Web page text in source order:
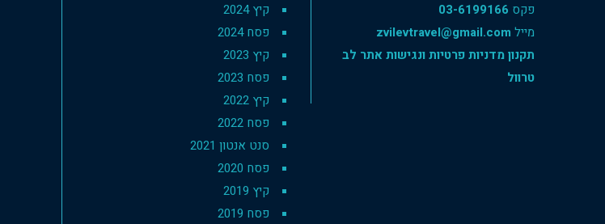
פקס 03-6199166
מייל zvilevtravel@gmail.com
תקנון מדניות פרטיות ונגישות אתר לב
טרוול
קיץ 2024
פסח 2024
קיץ 2023
פסח 2023
קיץ 2022
פסח 2022
סנט אנטון 2021
פסח 2020
קיץ 2019
פסח 2019